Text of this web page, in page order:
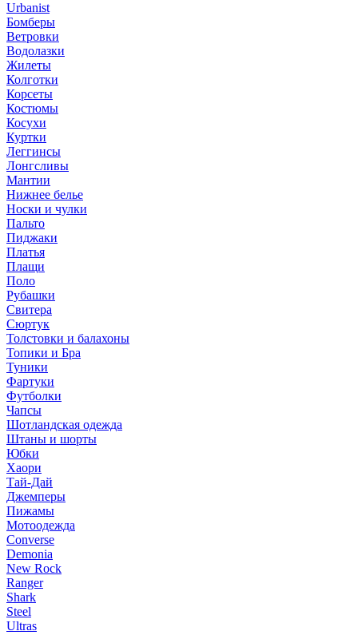
Urbanist
Бомберы
Ветровки
Водолазки
Жилеты
Колготки
Корсеты
Костюмы
Косухи
Куртки
Леггинсы
Лонгсливы
Мантии
Нижнее белье
Носки и чулки
Пальто
Пиджаки
Платья
Плащи
Поло
Рубашки
Свитера
Сюртук
Толстовки и балахоны
Топики и Бра
Туники
Фартуки
Футболки
Чапсы
Шотландская одежда
Штаны и шорты
Юбки
Хаори
Тай-Дай
Джемперы
Пижамы
Мотоодежда
Converse
Demonia
New Rock
Ranger
Shark
Steel
Ultras